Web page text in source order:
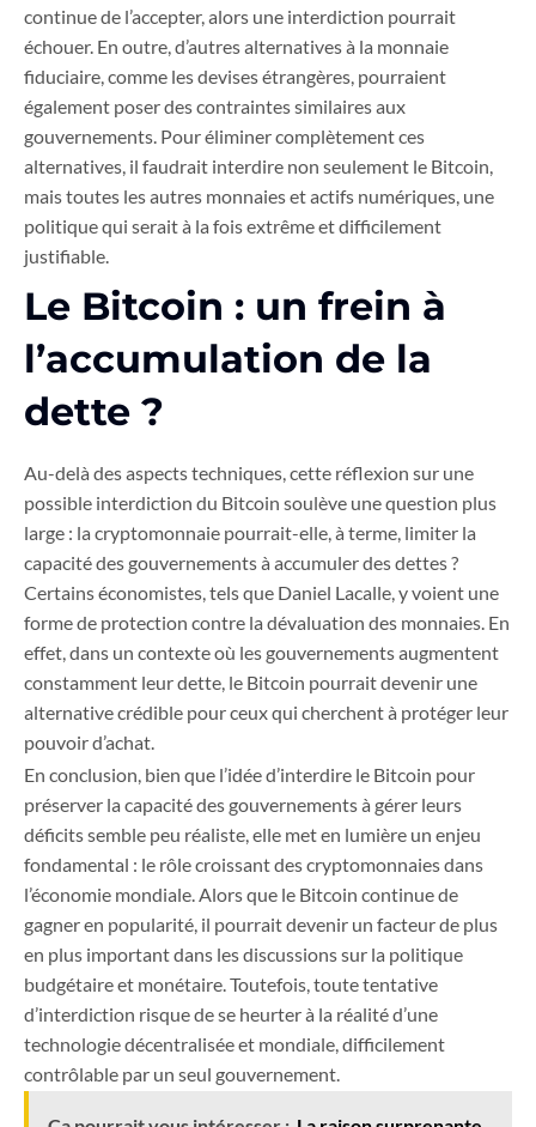
continue de l’accepter, alors une interdiction pourrait
échouer. En outre, d’autres alternatives à la monnaie
fiduciaire, comme les devises étrangères, pourraient
également poser des contraintes similaires aux
gouvernements. Pour éliminer complètement ces
alternatives, il faudrait interdire non seulement le Bitcoin,
mais toutes les autres monnaies et actifs numériques, une
politique qui serait à la fois extrême et difficilement
justifiable.
Le Bitcoin : un frein à
l’accumulation de la
dette ?
Au-delà des aspects techniques, cette réflexion sur une
possible interdiction du Bitcoin soulève une question plus
large : la cryptomonnaie pourrait-elle, à terme, limiter la
capacité des gouvernements à accumuler des dettes ?
Certains économistes, tels que Daniel Lacalle, y voient une
forme de protection contre la dévaluation des monnaies. En
effet, dans un contexte où les gouvernements augmentent
constamment leur dette, le Bitcoin pourrait devenir une
alternative crédible pour ceux qui cherchent à protéger leur
pouvoir d’achat.
En conclusion, bien que l’idée d’interdire le Bitcoin pour
préserver la capacité des gouvernements à gérer leurs
déficits semble peu réaliste, elle met en lumière un enjeu
fondamental : le rôle croissant des cryptomonnaies dans
l’économie mondiale. Alors que le Bitcoin continue de
gagner en popularité, il pourrait devenir un facteur de plus
en plus important dans les discussions sur la politique
budgétaire et monétaire. Toutefois, toute tentative
d’interdiction risque de se heurter à la réalité d’une
technologie décentralisée et mondiale, difficilement
contrôlable par un seul gouvernement.